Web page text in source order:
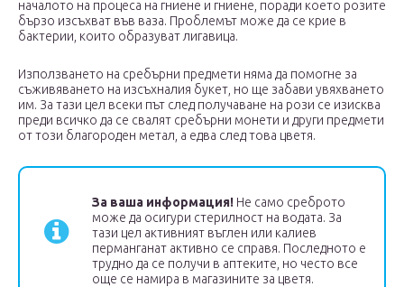
началото на процеса на гниене и гниене, поради което розите
бързо изсъхват във ваза. Проблемът може да се крие в
бактерии, които образуват лигавица.
Използването на сребърни предмети няма да помогне за
съживяването на изсъхналия букет, но ще забави увяхването
им. За тази цел всеки път след получаване на рози се изисква
преди всичко да се свалят сребърни монети и други предмети
от този благороден метал, а едва след това цветя.
За ваша информация! Не само среброто
може да осигури стерилност на водата. За
тази цел активният въглен или калиев
перманганат активно се справя. Последното е
трудно да се получи в аптеките, но често все
още се намира в магазините за цветя.